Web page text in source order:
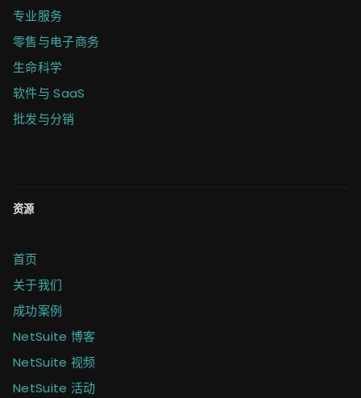
专业服务
零售与电子商务
生命科学
软件与 SaaS
批发与分销
资源
首页
关于我们
成功案例
NetSuite 博客
NetSuite 视频
NetSuite 活动